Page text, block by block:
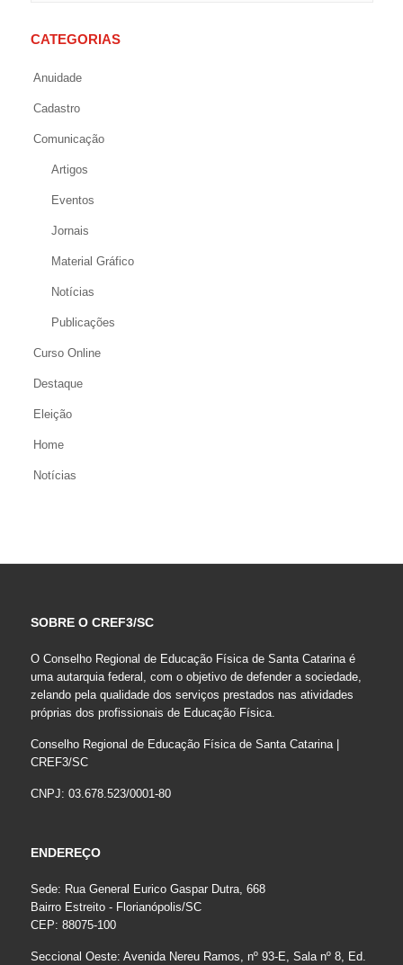
CATEGORIAS
Anuidade
Cadastro
Comunicação
Artigos
Eventos
Jornais
Material Gráfico
Notícias
Publicações
Curso Online
Destaque
Eleição
Home
Notícias
SOBRE O CREF3/SC
O Conselho Regional de Educação Física de Santa Catarina é
uma autarquia federal, com o objetivo de defender a sociedade,
zelando pela qualidade dos serviços prestados nas atividades
próprias dos profissionais de Educação Física.
Conselho Regional de Educação Física de Santa Catarina |
CREF3/SC
CNPJ: 03.678.523/0001-80
ENDEREÇO
Sede: Rua General Eurico Gaspar Dutra, 668
Bairro Estreito - Florianópolis/SC
CEP: 88075-100
Seccional Oeste: Avenida Nereu Ramos, nº 93-E, Sala nº 8, Ed.